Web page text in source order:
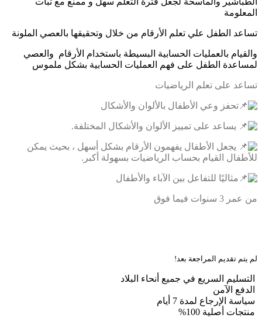
المعلومة
تساعد الطفل علي تعلم الأرقام من خلال وتحقيقها بالعصي الملونة
والقيام بالعمليات الحسابية البسيطة باستخدام الأرقام والعصي
لمساعدة الطفل على فهم العمليات الحسابية بشكل ملموس
تساعد على تعلم الرياضيات
تحفز وعي الأطفال بالألوان والأشكال
يساعد على تمييز الألوان والأشكال المختلفة.
يجعل الأطفال يفهمون الأرقام بشكل أسهل ، بحيث يمكن
للأطفال القيام بحساب الرياضيات بسهولة أكبر.
مثاليًا للتفاعل بين الآباء والأطفال
من عمر 3 سنوات فيما فوق
لم يتم تقديم المراجعة بعد!
التسليم السريع في جميع أنحاء البلاد
الدفع الآمن
سياسة الإرجاع لمدة 7 أيام
منتجات أصلية 100%